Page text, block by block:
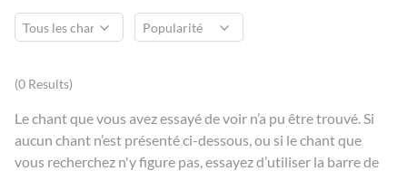
(0 Results)
Le chant que vous avez essayé de voir n’a pu être trouvé. Si
aucun chant n’est présenté ci-dessous, ou si le chant que
vous recherchez n'y figure pas, essayez d’utiliser la barre de